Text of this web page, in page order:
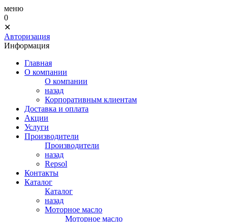
меню
0
✕
Авторизация
Информация
Главная
О компании
О компании
назад
Корпоративным клиентам
Доставка и оплата
Акции
Услуги
Производители
Производители
назад
Repsol
Контакты
Каталог
Каталог
назад
Моторное масло
Моторное масло